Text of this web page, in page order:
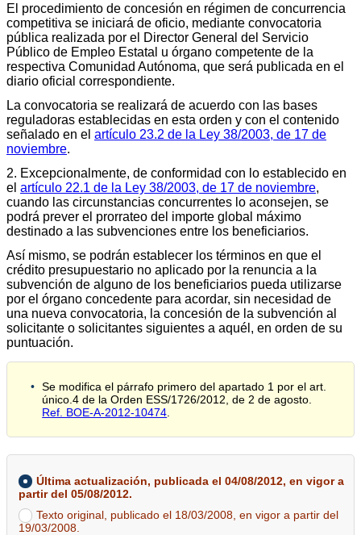
El procedimiento de concesión en régimen de concurrencia
competitiva se iniciará de oficio, mediante convocatoria
pública realizada por el Director General del Servicio
Público de Empleo Estatal u órgano competente de la
respectiva Comunidad Autónoma, que será publicada en el
diario oficial correspondiente.
La convocatoria se realizará de acuerdo con las bases
reguladoras establecidas en esta orden y con el contenido
señalado en el artículo 23.2 de la Ley 38/2003, de 17 de
noviembre.
2. Excepcionalmente, de conformidad con lo establecido en
el artículo 22.1 de la Ley 38/2003, de 17 de noviembre,
cuando las circunstancias concurrentes lo aconsejen, se
podrá prever el prorrateo del importe global máximo
destinado a las subvenciones entre los beneficiarios.
Así mismo, se podrán establecer los términos en que el
crédito presupuestario no aplicado por la renuncia a la
subvención de alguno de los beneficiarios pueda utilizarse
por el órgano concedente para acordar, sin necesidad de
una nueva convocatoria, la concesión de la subvención al
solicitante o solicitantes siguientes a aquél, en orden de su
puntuación.
Se modifica el párrafo primero del apartado 1 por el art.
único.4 de la Orden ESS/1726/2012, de 2 de agosto.
Ref. BOE-A-2012-10474
Última actualización, publicada el 04/08/2012, en vigor a
partir del 05/08/2012.
Texto original, publicado el 18/03/2008, en vigor a partir del
19/03/2008.